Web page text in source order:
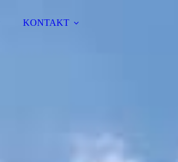
KONTAKT